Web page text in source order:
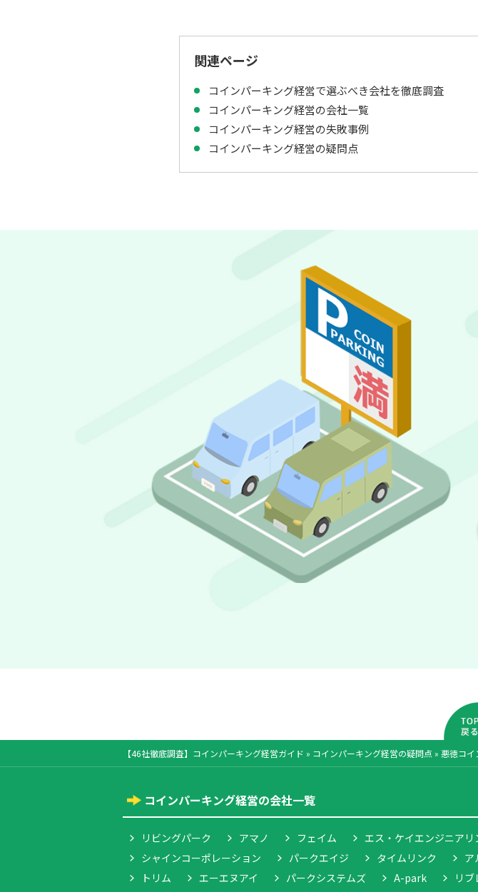
関連ページ
コインパーキング経営で選ぶべき会社を徹底調査
コインパーキング経営の会社一覧
コインパーキング経営の失敗事例
コインパーキング経営の疑問点
【46社徹底調査】コインパーキング経営ガイド » コインパーキング経営の疑問点 » 悪徳コイ
コインパーキング経営の会社一覧
リビングパーク アマノ フェイム エス・ケイエンジニアリ
シャインコーポレーション
パークエイジ タイムリンク ア
トリム
エーエヌアイ パークシステムズ A-park リ